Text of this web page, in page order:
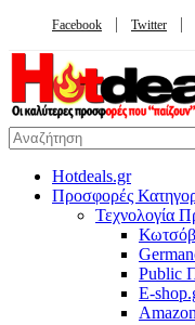
Facebook Twitter
Hotdeals.gr
Προσφορές
Τεχνολογία
Public
E-